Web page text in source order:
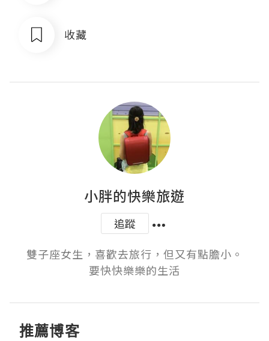
收藏
小胖的快樂旅遊
追蹤
雙子座女生，喜歡去旅行，但又有點膽小。
要快快樂樂的生活
推薦博客